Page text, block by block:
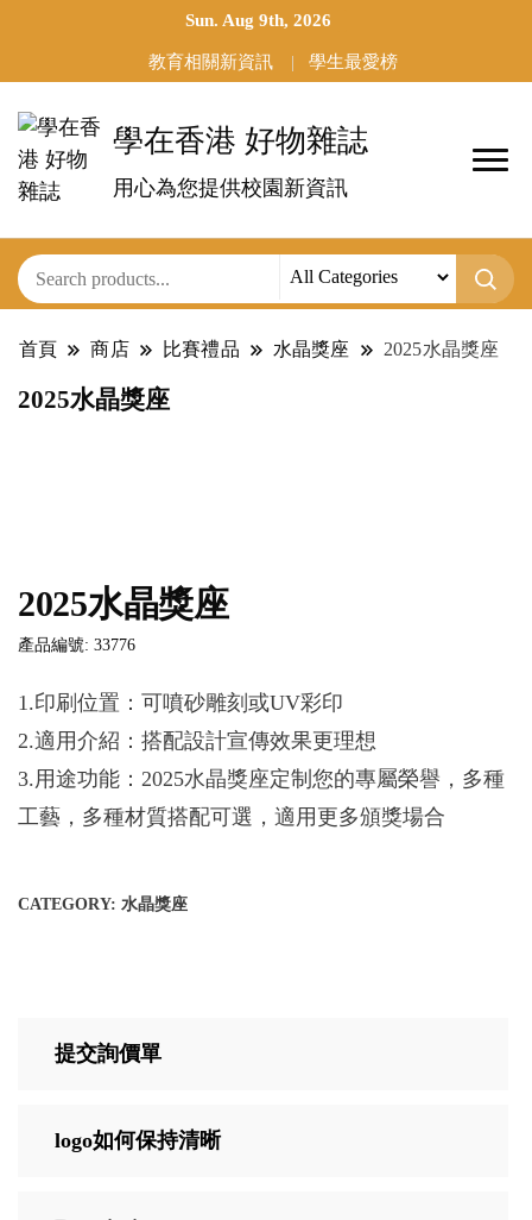
Sun. Aug 9th, 2026
教育相關新資訊 學生最愛榜
學在香港 好物雜誌
用心為您提供校園新資訊
首頁 商店 比賽禮品 水晶獎座 2025水晶獎座
2025水晶獎座
2025水晶獎座
產品編號: 33776
1.印刷位置：可噴砂雕刻或UV彩印
2.適用介紹：搭配設計宣傳效果更理想
3.用途功能：2025水晶獎座定制您的專屬榮譽，多種
工藝，多種材質搭配可選，適用更多頒獎場合
CATEGORY: 水晶獎座
提交詢價單
logo如何保持清晰